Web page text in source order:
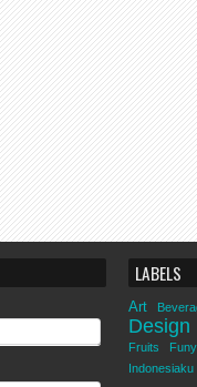
LABELS
Art
Design
Fruits
Funy
Indonesiaku